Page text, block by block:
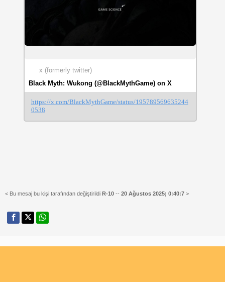
x (formerly twitter)
Black Myth: Wukong (@BlackMythGame) on X
https://x.com/BlackMythGame/status/195789569635244
0538
< Bu mesaj bu kişi tarafından değiştirildi R-10 -- 20 Ağustos 2025; 0:40:7 >